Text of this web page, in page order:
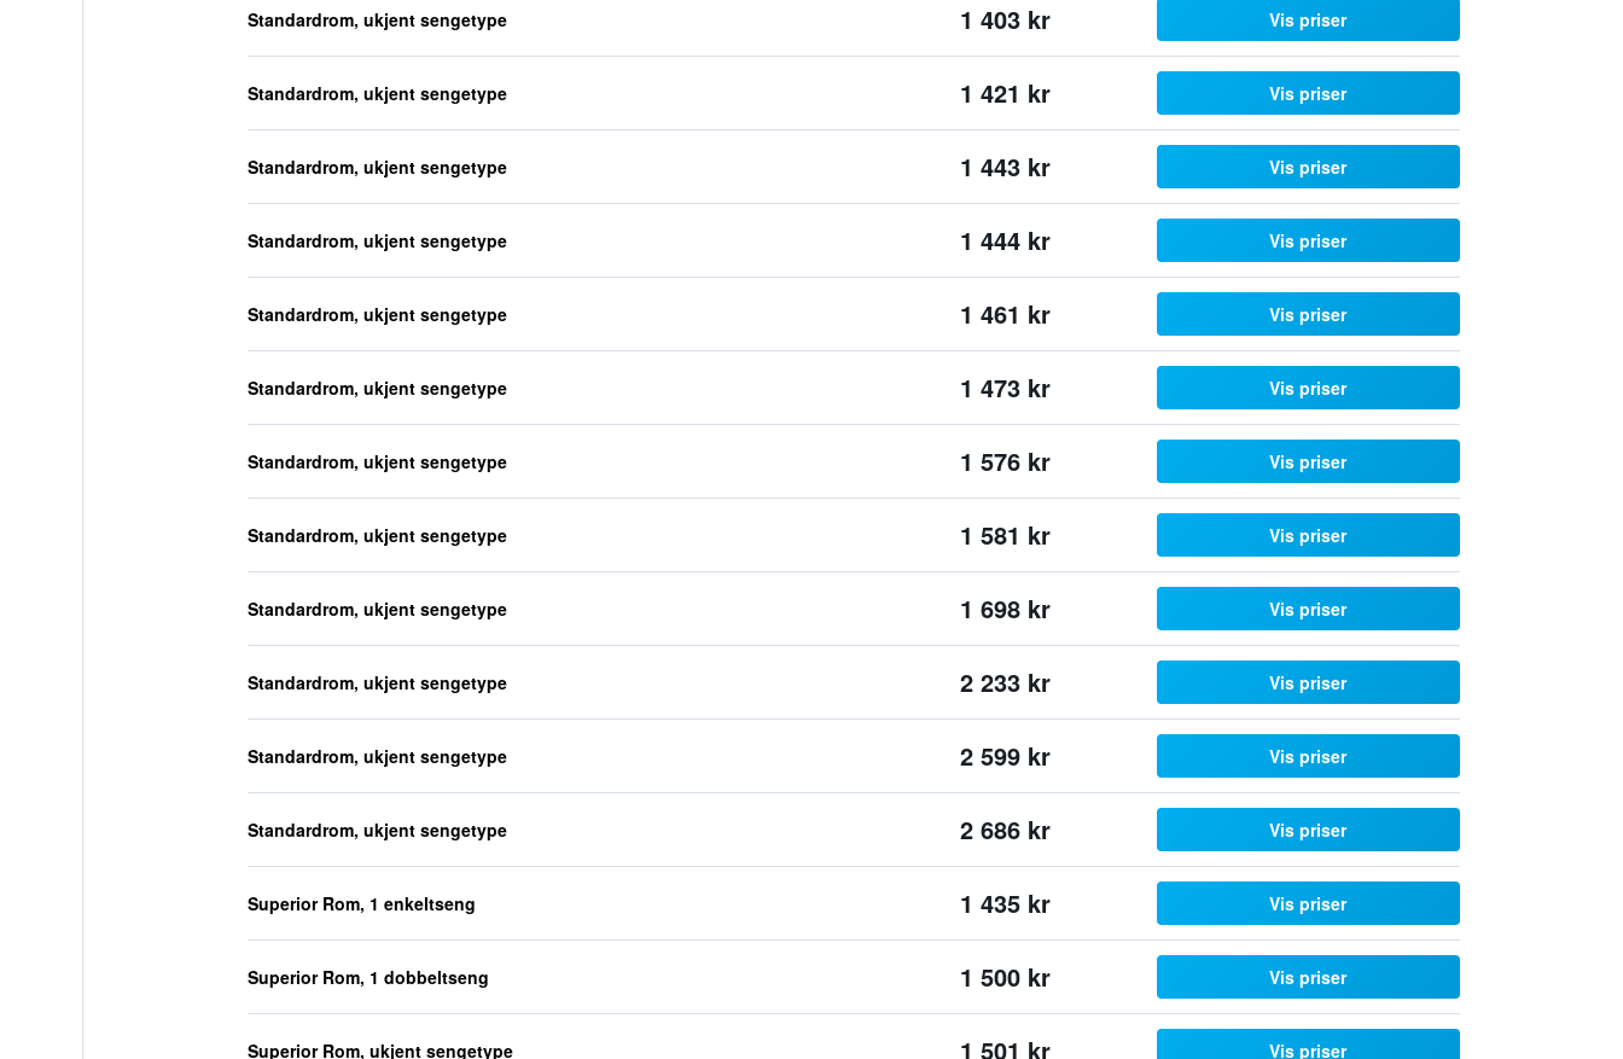
Standardrom, ukjent sengetype 1 403 kr Vis priser
Standardrom, ukjent sengetype 1 421 kr Vis priser
Standardrom, ukjent sengetype 1 443 kr Vis priser
Standardrom, ukjent sengetype 1 444 kr Vis priser
Standardrom, ukjent sengetype 1 461 kr Vis priser
Standardrom, ukjent sengetype 1 473 kr Vis priser
Standardrom, ukjent sengetype 1 576 kr Vis priser
Standardrom, ukjent sengetype 1 581 kr Vis priser
Standardrom, ukjent sengetype 1 698 kr Vis priser
Standardrom, ukjent sengetype 2 233 kr Vis priser
Standardrom, ukjent sengetype 2 599 kr Vis priser
Standardrom, ukjent sengetype 2 686 kr Vis priser
Superior Rom, 1 enkeltseng 1 435 kr Vis priser
Superior Rom, 1 dobbeltseng 1 500 kr Vis priser
Superior Rom, ukjent sengetype 1 501 kr Vis priser